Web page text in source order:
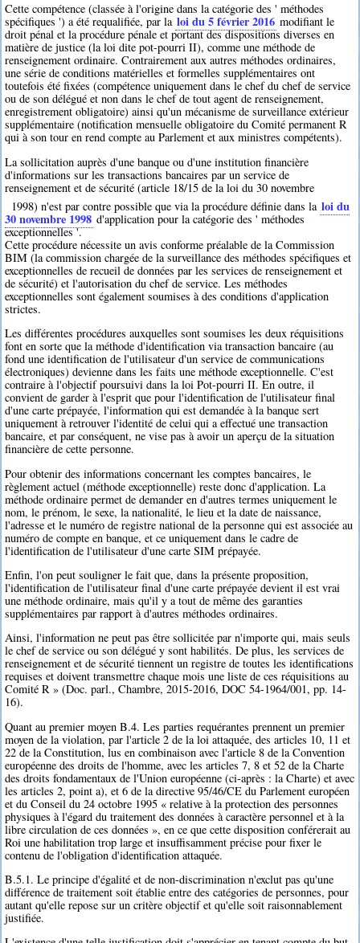
Cette compétence (classée à l'origine dans la catégorie des ' méthodes
spécifiques ') a été requalifiée, par la loi du 5 février 2016 modifiant le
droit pénal et la procédure pénale et portant des dispositions diverses en
matière de justice (la loi dite pot-pourri II), comme une méthode de
renseignement ordinaire. Contrairement aux autres méthodes ordinaires,
une série de conditions matérielles et formelles supplémentaires ont
toutefois été fixées (compétence uniquement dans le chef du chef de service
ou de son délégué et non dans le chef de tout agent de renseignement,
enregistrement obligatoire) ainsi qu'un mécanisme de surveillance extérieur
supplémentaire (notification mensuelle obligatoire du Comité permanent R
qui à son tour en rend compte au Parlement et aux ministres compétents).
La sollicitation auprès d'une banque ou d'une institution financière
d'informations sur les transactions bancaires par un service de
renseignement et de sécurité (article 18/15 de la loi du 30 novembre
1998) n'est par contre possible que via la procédure définie dans la loi du
30 novembre 1998 d'application pour la catégorie des ' méthodes
exceptionnelles '.
Cette procédure nécessite un avis conforme préalable de la Commission
BIM (la commission chargée de la surveillance des méthodes spécifiques et
exceptionnelles de recueil de données par les services de renseignement et
de sécurité) et l'autorisation du chef de service. Les méthodes
exceptionnelles sont également soumises à des conditions d'application
strictes.
Les différentes procédures auxquelles sont soumises les deux réquisitions
font en sorte que la méthode d'identification via transaction bancaire (au
fond une identification de l'utilisateur d'un service de communications
électroniques) devienne dans les faits une méthode exceptionnelle. C'est
contraire à l'objectif poursuivi dans la loi Pot-pourri II. En outre, il
convient de garder à l'esprit que pour l'identification de l'utilisateur final
d'une carte prépayée, l'information qui est demandée à la banque sert
uniquement à retrouver l'identité de celui qui a effectué une transaction
bancaire, et par conséquent, ne vise pas à avoir un aperçu de la situation
financière de cette personne.
Pour obtenir des informations concernant les comptes bancaires, le
règlement actuel (méthode exceptionnelle) reste donc d'application. La
méthode ordinaire permet de demander en d'autres termes uniquement le
nom, le prénom, le sexe, la nationalité, le lieu et la date de naissance,
l'adresse et le numéro de registre national de la personne qui est associée au
numéro de compte en banque, et ce uniquement dans le cadre de
l'identification de l'utilisateur d'une carte SIM prépayée.
Enfin, l'on peut souligner le fait que, dans la présente proposition,
l'identification de l'utilisateur final d'une carte prépayée devient il est vrai
une méthode ordinaire, mais qu'il y a tout de même des garanties
supplémentaires par rapport à d'autres méthodes ordinaires.
Ainsi, l'information ne peut pas être sollicitée par n'importe qui, mais seuls
le chef de service ou son délégué y sont habilités. De plus, les services de
renseignement et de sécurité tiennent un registre de toutes les identifications
requises et doivent transmettre chaque mois une liste de ces réquisitions au
Comité R » (Doc. parl., Chambre, 2015-2016, DOC 54-1964/001, pp. 14-
16).
Quant au premier moyen B.4. Les parties requérantes prennent un premier
moyen de la violation, par l'article 2 de la loi attaquée, des articles 10, 11 et
22 de la Constitution, lus en combinaison avec l'article 8 de la Convention
européenne des droits de l'homme, avec les articles 7, 8 et 52 de la Charte
des droits fondamentaux de l'Union européenne (ci-après : la Charte) et avec
les articles 2, point a), et 6 de la directive 95/46/CE du Parlement européen
et du Conseil du 24 octobre 1995 « relative à la protection des personnes
physiques à l'égard du traitement des données à caractère personnel et à la
libre circulation de ces données », en ce que cette disposition conférerait au
Roi une habilitation trop large et insuffisamment précise pour fixer le
contenu de l'obligation d'identification attaquée.
B.5.1. Le principe d'égalité et de non-discrimination n'exclut pas qu'une
différence de traitement soit établie entre des catégories de personnes, pour
autant qu'elle repose sur un critère objectif et qu'elle soit raisonnablement
justifiée.